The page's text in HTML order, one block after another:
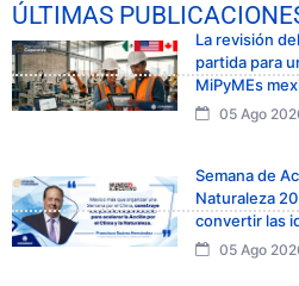
ÚLTIMAS
La revisión
partida para
MiPyMEs
05 Ago
Semana de
Naturaleza
convertir las
05 Ago